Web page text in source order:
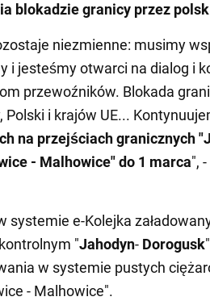
blokadzie granicy przez
niezmienne: musimy
i jesteśmy otwarci na dialog i
przewoźników. Blokada
Polski i krajów UE...
na przejściach granicznych
- Malhowice" do 1 marca",
systemie e-Kolejka
"Jahodyn- Dorogusk
w systemie pustych
- Malhowice".